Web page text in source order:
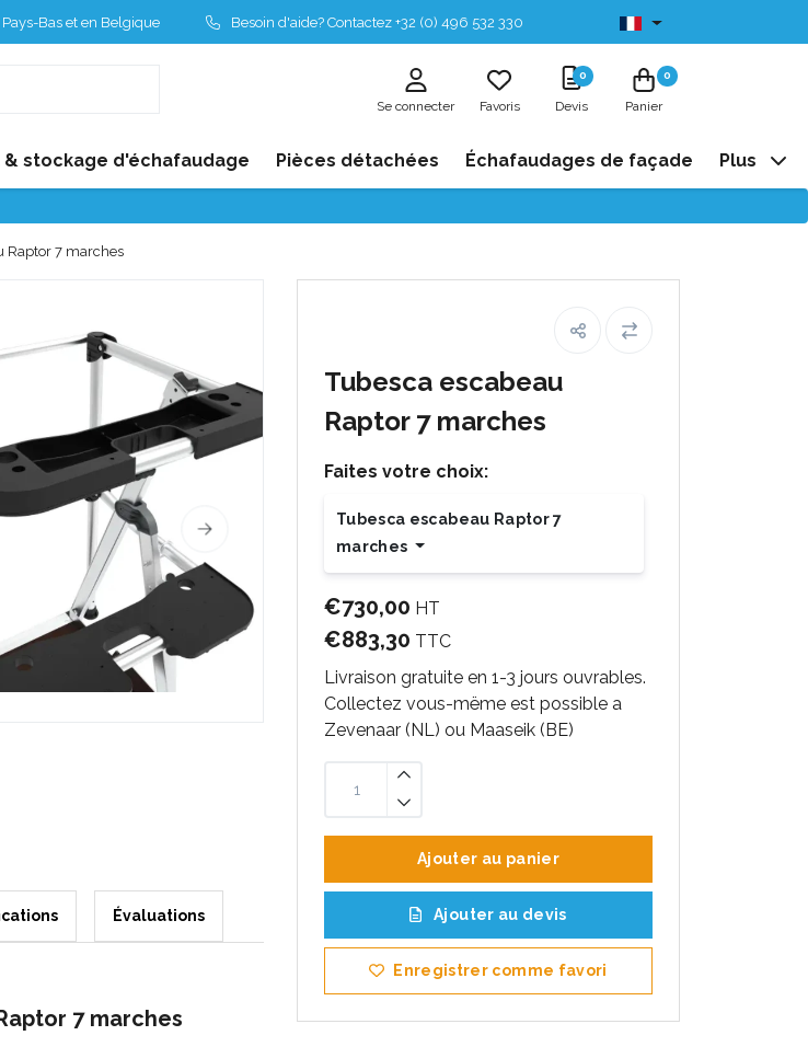
Bas et en Belgique Besoin d'aide? Contactez +32 (0) 496 532 330 Disponibles de stock
Se connecter Favoris
0
Devis
0
Panier
& stockage d'échafaudage Pièces détachées Échafaudages de façade Plus
Raptor 7 marches
Tubesca escabeau
Raptor 7 marches
Faites votre choix:
Tubesca escabeau Raptor 7
marches
€730,00 HT
€883,30 TTC
Livraison gratuite en 1-3 jours ouvrables.
Collectez vous-mëme est possible a
Zevenaar (NL) ou Maaseik (BE)
Ajouter au panier
Ajouter au devis
Enregistrer comme favori
Évaluations
7 marches